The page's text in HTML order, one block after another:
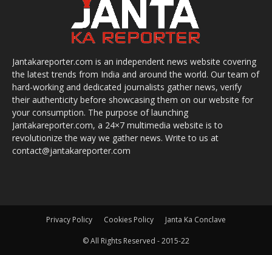
Jantakareporter.com is an independent news website covering
the latest trends from India and around the world. Our team of
hard-working and dedicated journalists gather news, verify
their authenticity before showcasing them on our website for
your consumption. The purpose of launching
Jantakareporter.com, a 24×7 multimedia website is to
revolutionize the way we gather news. Write to us at
contact@jantakareporter.com
Privacy Policy Cookies Policy Janta Ka Conclave
© All Rights Reserved - 2015-22